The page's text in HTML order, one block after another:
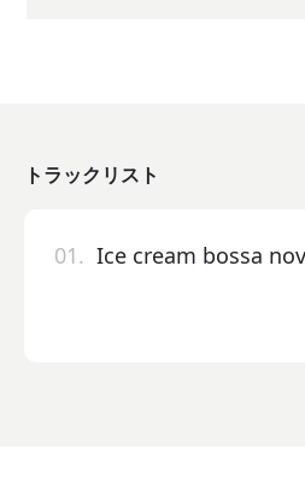
トラックリスト
01. Ice cream bossa